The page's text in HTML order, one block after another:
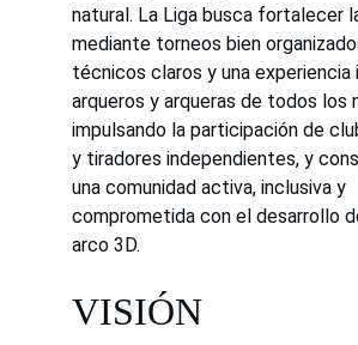
natural. La Liga busca fortalecer
mediante torneos bien
técnicos claros y una experiencia
arqueros y arqueras de todos los
impulsando la participación de
y tiradores independientes, y
una comunidad activa, inclusiva y
comprometida con el desarrollo
arco 3D.
VISIÓN